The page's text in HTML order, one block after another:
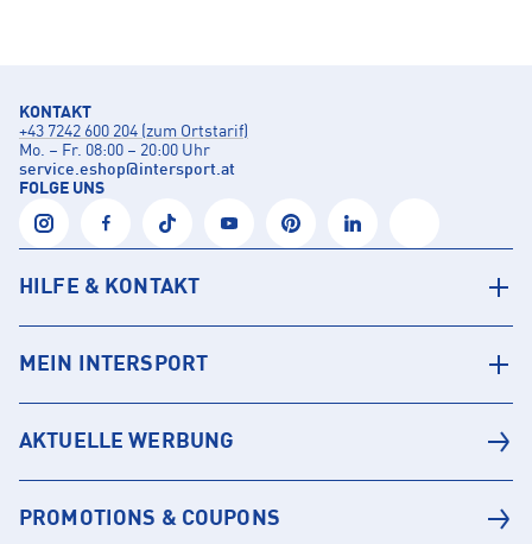
KONTAKT
+43 7242 600 204 (zum Ortstarif)
Mo. – Fr. 08:00 – 20:00 Uhr
service.eshop@intersport.at
FOLGE UNS
HILFE & KONTAKT
MEIN INTERSPORT
AKTUELLE WERBUNG
PROMOTIONS & COUPONS